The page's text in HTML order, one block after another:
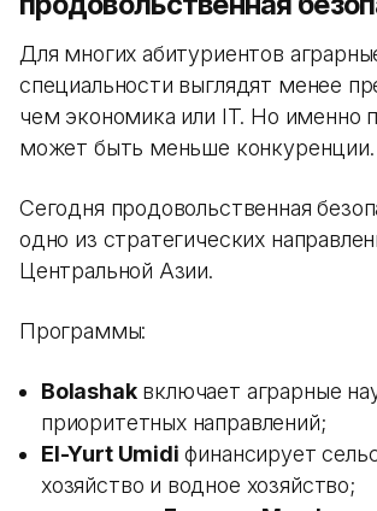
Для многих абитуриентов
специальности выглядят менее
чем экономика или IT. Но именно
может быть меньше конкуренции.
Сегодня продовольственная
одно из стратегических
Центральной Азии.
Программы:
Bolashakвключает аграрные
приоритетных направлений;
El-Yurt Umidi финансирует
хозяйство и водное хозяйство;